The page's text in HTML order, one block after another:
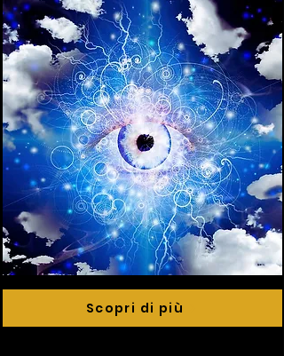
Scopri di più